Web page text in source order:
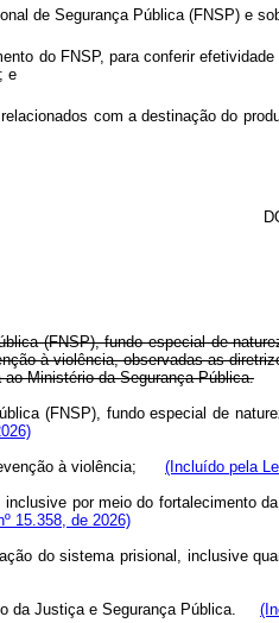
de Segurança Pública (FNSP) e
do FNSP, para conferir
e
com a destinação do
(FNSP), fundo especial de
à violência, observadas as
Ministério da Segurança Pública.
(FNSP), fundo especial de
à violência; (Incluído pela
inclusive por meio do
15.358, de 2026)
do sistema prisional, inclusive
da Justiça e Segurança Pública.